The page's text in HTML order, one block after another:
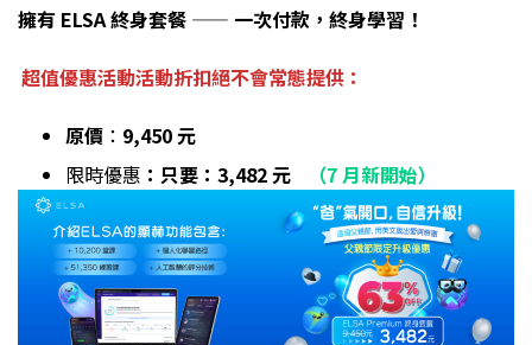
擁有 ELSA 終身套餐 —— 一次付款，終身學習！
超值優惠活動活動折扣絕不會常態提供：
原價 ： 9,450 元
限時優惠 ：只要：3,482 元 （7 月新開始）